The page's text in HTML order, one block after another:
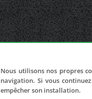
Nous utilisons nos propres
navigation. Si vous
empêcher son installation.